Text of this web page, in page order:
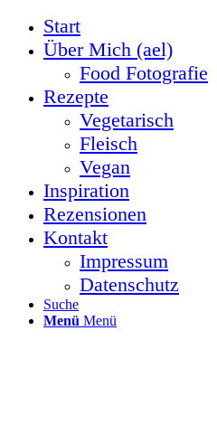
Start
Über Mich (ael)
Food Fotografie
Rezepte
Vegetarisch
Fleisch
Vegan
Inspiration
Rezensionen
Kontakt
Impressum
Datenschutz
Suche
Menü Menü